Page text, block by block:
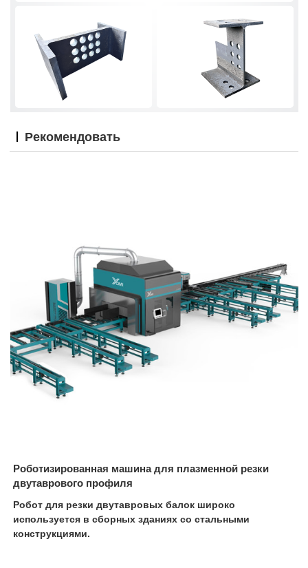
Рекомендовать
Роботизированная машина для плазменной резки
двутаврового профиля
Робот для резки двутавровых балок широко
используется в сборных зданиях со стальными
конструкциями.